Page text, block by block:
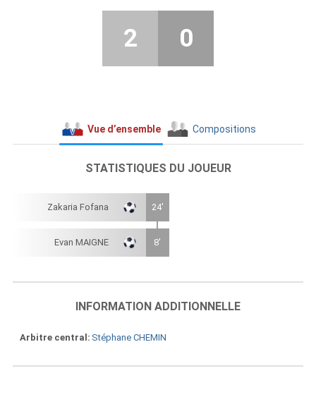
2 0
Vue d’ensemble Compositions
STATISTIQUES DU JOUEUR
Zakaria Fofana 24'
Evan MAIGNE 8'
INFORMATION ADDITIONNELLE
Arbitre central Stéphane CHEMIN